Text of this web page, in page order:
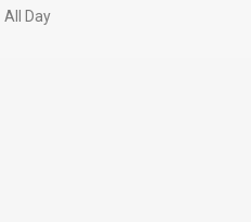
All Day